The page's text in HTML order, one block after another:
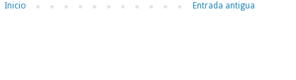
Entrada antigua
Inicio